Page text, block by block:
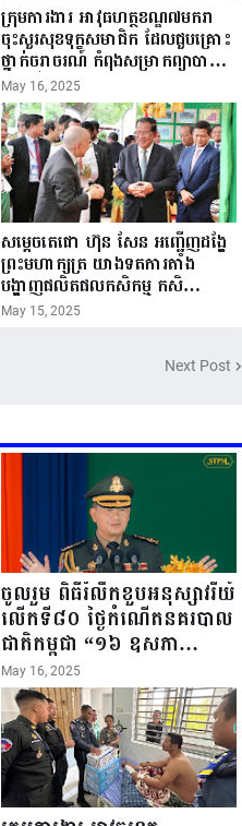
ក្រុមការងារ អាវុធហត្ថខណ្ឌ៧មករា
ចុះសួរសុខទុក្ខសមាជិក ដែលជួបគ្រោះ
ថ្នាក់ចរាចរណ៍ កំពុងសម្រាកព្យាបាល
នៅមន្ទីរពេទ្យ!
May 16, 2025
សម្តេចតេជោ ហ៊ុន សែន អញ្ជើញដង្ហែ
ព្រះមហាក្សត្រ យាងទតការតាំង
បង្ហាញផលិតផលកសិកម្ម កសិ
ឧស្សាហកម្ម និងសិប្បកម្ម ក្នុងព្រះរាជ
May 15, 2025
Next Post
ចូលរួម ពិធីរំលឹកខួបអនុស្សាវរីយ៍
លើកទី៨០ ថ្ងៃកំណើតនគរបាល
ជាតិកម្ពុជា “១៦ ឧសភា
១៩៤៥ ~ ១៦ ឧសភា
២០២៥”...
May 16, 2025